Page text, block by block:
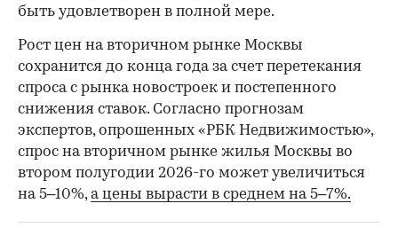
быть удовлетворен в полной мере.
Рост цен на вторичном рынке Москвы
сохранится до конца года за счет перетекания
спроса с рынка новостроек и постепенного
снижения ставок. Согласно прогнозам
экспертов, опрошенных «РБК Недвижимостью»,
спрос на вторичном рынке жилья Москвы во
втором полугодии 2026-го может увеличиться
на 5–10%,а цены вырасти в среднем на 5–7%.